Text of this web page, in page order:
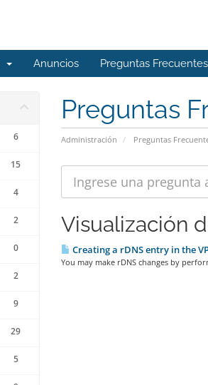
Anuncios Preguntas
Preguntas
Administración Preguntas
6
15
4
2
0
2
9
29
5
Visualización
Creating a rDNS entry in the
You may make rDNS changes by